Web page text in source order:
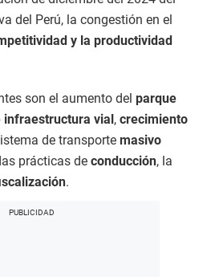
del Perú, la congestión en el
y la productividad
son el aumento del parque
infraestructura vial, crecimiento
de transporte masivo
prácticas de conducción, la
.